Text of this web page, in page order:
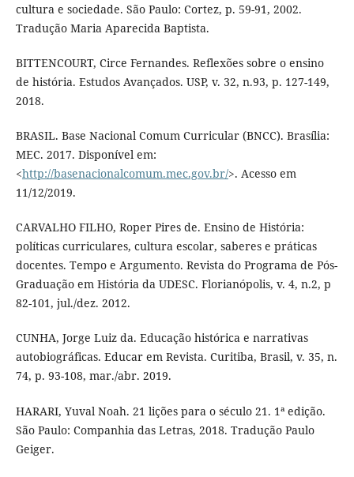
cultura e sociedade. São Paulo: Cortez, p. 59-91, 2002.
Tradução Maria Aparecida Baptista.
BITTENCOURT, Circe Fernandes. Reflexões sobre o ensino
de história. Estudos Avançados. USP, v. 32, n.93, p. 127-149,
2018.
BRASIL. Base Nacional Comum Curricular (BNCC). Brasília:
MEC. 2017. Disponível em:
<http://basenacionalcomum.mec.gov.br/>. Acesso em
11/12/2019.
CARVALHO FILHO, Roper Pires de. Ensino de História:
políticas curriculares, cultura escolar, saberes e práticas
docentes. Tempo e Argumento. Revista do Programa de Pós-
Graduação em História da UDESC. Florianópolis, v. 4, n.2, p
82-101, jul./dez. 2012.
CUNHA, Jorge Luiz da. Educação histórica e narrativas
autobiográficas. Educar em Revista. Curitiba, Brasil, v. 35, n.
74, p. 93-108, mar./abr. 2019.
HARARI, Yuval Noah. 21 lições para o século 21. 1ª edição.
São Paulo: Companhia das Letras, 2018. Tradução Paulo
Geiger.